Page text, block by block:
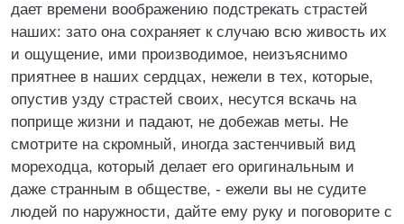
дает времени воображению подстрекать страстей
наших: зато она сохраняет к случаю всю живость их
и ощущение, ими производимое, неизъяснимо
приятнее в наших сердцах, нежели в тех, которые,
опустив узду страстей своих, несутся вскачь на
поприще жизни и падают, не добежав меты. Не
смотрите на скромный, иногда застенчивый вид
мореходца, который делает его оригинальным и
даже странным в обществе, - ежели вы не судите
людей по наружности, дайте ему руку и поговорите с